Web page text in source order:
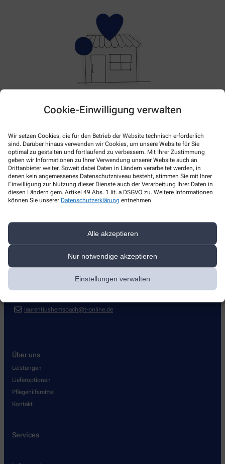
Cookie-Einwilligung verwalten
Wir setzen Cookies, die für den Betrieb der Website technisch erforderlich
sind. Darüber hinaus verwenden wir Cookies, um unsere Website für Sie
optimal zu gestalten und fortlaufend zu verbessern. Mit Ihrer Zustimmung
geben wir Informationen zu Ihrer Verwendung unserer Website auch an
Drittanbieter weiter. Soweit dabei Daten in Ländern verarbeitet werden, in
denen kein angemessenes Datenschutzniveau besteht, stimmen Sie mit Ihrer
Einwilligung zur Nutzung dieser Dienste auch der Verarbeitung Ihrer Daten in
diesen Ländern gem. Artikel 49 Abs. 1 lit. a DSGVO zu. Weitere Informationen
können Sie unserer Datenschutzerklärung entnehmen.
Alle akzeptieren
Nur notwendige akzeptieren
Einstellungen verwalten
Im Moment haben wir keine Aktionen oder Angebote.
Bitte schauen Sie später wieder vorbei!
Kontakt
Laurentius-Apotheke
+49-6201/49 33 60
laurentiushemsbach@t-online.de
Über uns
Leistungen
Lieferoptionen
Pflegehilfsmittel
Kontakt
Services